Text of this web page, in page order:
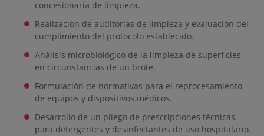
concesionaria de limpieza.
Realización de auditorías de limpieza y evaluación del
cumplimiento del protocolo establecido.
Análisis microbiológico de la limpieza de superficies
en circunstancias de un brote.
Formulación de normativas para el reprocesamiento
de equipos y dispositivos médicos.
Desarrollo de un pliego de prescripciones técnicas
para detergentes y desinfectantes de uso hospitalario.